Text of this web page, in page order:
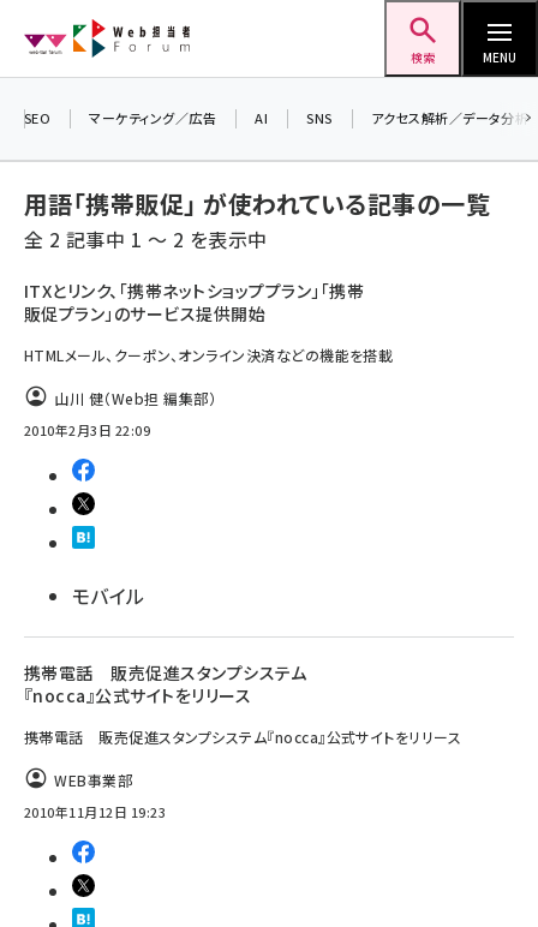
ン
検索 MENU
ai (2811)
youtube (2439)
note (2315)
z世代 (1623)
SEO マーケティング／広告 AI SNS アクセス解析／データ分析
用語「携帯販促」 が使われている記事の一覧
全 2 記事中 1 ～ 2 を表示中
ITXとリンク、「携帯ネットショッププラン」「携帯
販促プラン」のサービス提供開始
HTMLメール、クーポン、オンライン決済などの機能を搭載
山川 健（Web担 編集部）
2010年2月3日 22:09
モバイル
携帯電話 販売促進スタンプシステム
『nocca』公式サイトをリリース
携帯電話 販売促進スタンプシステム『nocca』公式サイトをリリース
WEB事業部
2010年11月12日 19:23
＼ 8月27日開催、申し込み受付中！ ／
マーケティング フォーラム 2026」開催！
▼申し込みはこちらから▼